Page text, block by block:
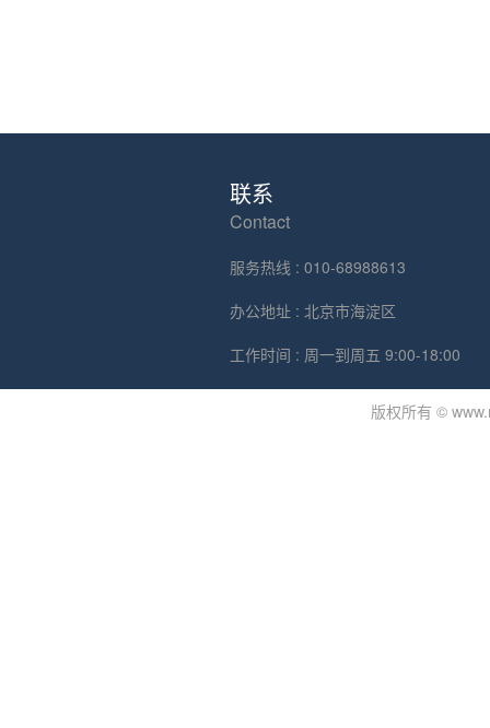
联系
Contact
服务热线 : 010-68988613
办公地址 : 北京市海淀区
工作时间 : 周一到周五 9:00-18:00
版权所有 ©